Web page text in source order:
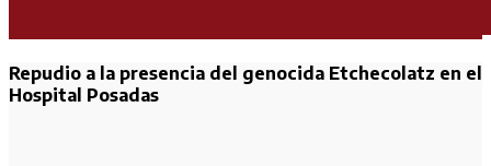
Repudio a la presencia del genocida Etchecolatz en el
Hospital Posadas